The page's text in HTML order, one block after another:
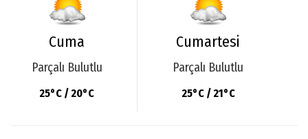
Cuma
Parçalı Bulutlu
25°C / 20°C
Cumartesi
Parçalı Bulutlu
25°C / 21°C